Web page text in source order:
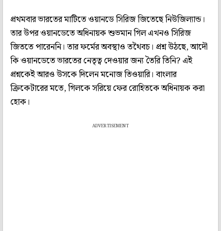
প্রথমবার ভারতের মাটিতে ওয়ানডে সিরিজ জিতেছে নিউজিল্যান্ড।
তার উপর ওয়ানডেতে অধিনায়ক শুভমান গিল এখনও সিরিজ
জিততে পারেননি। তার ফর্মের অবস্থাও তথৈবচ। প্রশ্ন উঠছে, আদৌ
কি ওয়ানডেতে ভারতের নেতৃত্ব দেওয়ার জন্য তৈরি তিনি? এই
প্রশ্নকেই আরও উসকে দিলেন মনোজ তিওয়ারি। বাংলার
ক্রিকেটারের মতে, গিলকে সরিয়ে ফের রোহিতকে অধিনায়ক করা
হোক।
ADVERTISEMENT